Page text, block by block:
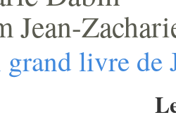
Jean-
livre de